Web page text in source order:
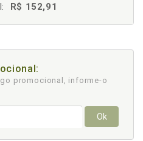
R$ 152,91
promocional, informe-o
Ok